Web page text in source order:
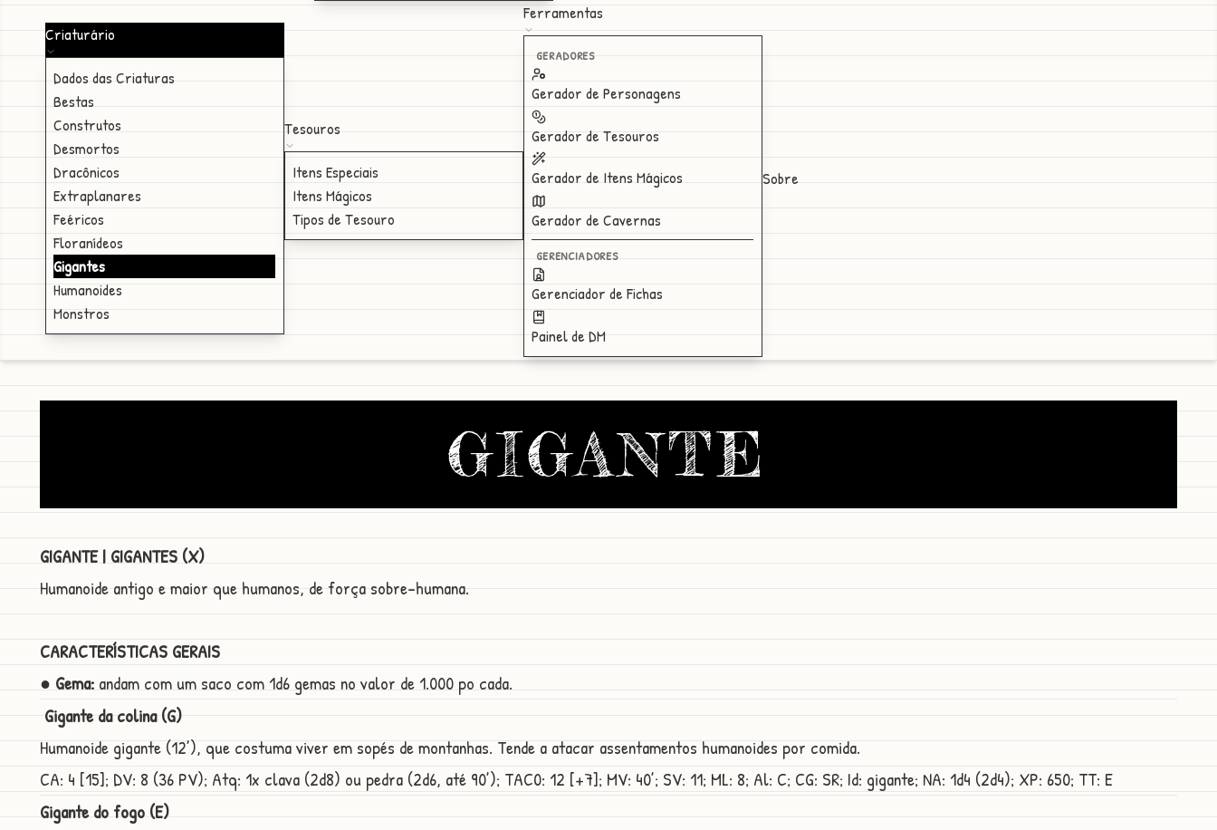
Criaturário
Dados das Criaturas
Bestas
Construtos
Desmortos
Dracônicos
Extraplanares
Feéricos
Floranídeos
Gigantes
Humanoides
Monstros
Tesouros
Itens Especiais
Itens Mágicos
Tipos de Tesouro
Ferramentas
GERADORES
Gerador de Personagens
Gerador de Tesouros
Gerador de Itens Mágicos
Gerador de Cavernas
GERENCIADORES
Gerenciador de Fichas
Painel de DM
Sobre
GIGANTE
GIGANTE | GIGANTES (X)
Humanoide antigo e maior que humanos, de força sobre-humana.
CARACTERÍSTICAS GERAIS
● Gema: andam com um saco com 1d6 gemas no valor de 1.000 po cada.
Gigante da colina (G)
Humanoide gigante (12’), que costuma viver em sopés de montanhas. Tende a atacar assentamentos humanoides por comida.
CA: 4 [15]; DV: 8 (36 PV); Atq: 1x clava (2d8) ou pedra (2d6, até 90’); TAC0: 12 [+7]; MV: 40’; SV: 11; ML: 8; Al: C; CG: SR; Id: gigante; NA: 1d4 (2d4); XP: 650; TT: E
Gigante do fogo (E)